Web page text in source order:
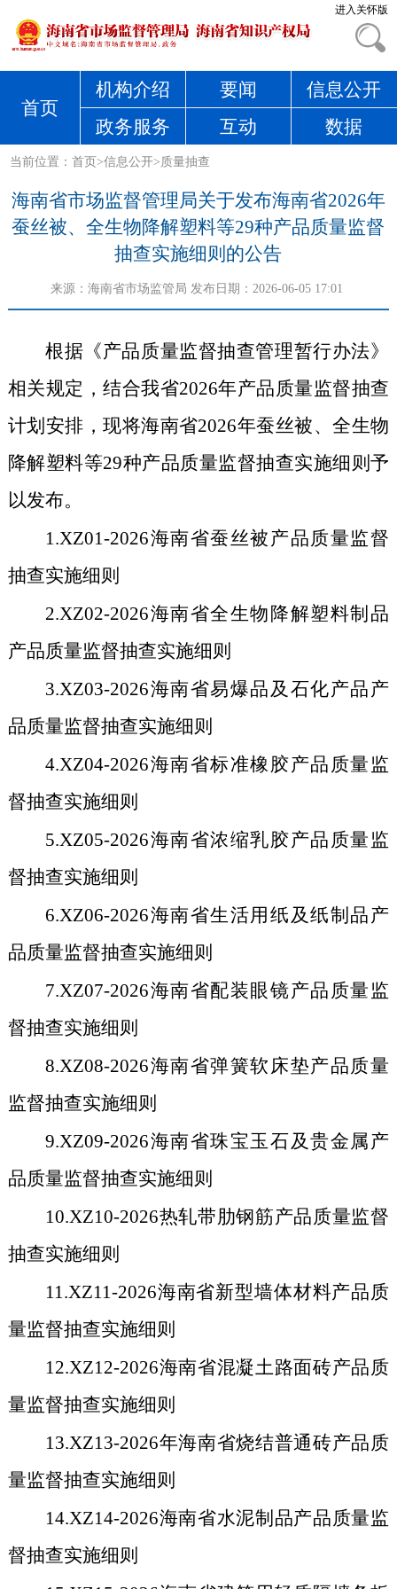
进入关怀版
首页
机构介绍 要闻
信息公开
政务服务
互动 数据
当前位置：首页>信息公开> 质量抽查
海南省市场监督管理局关于发布海南省2026年
蚕丝被、全生物降解塑料等29种产品质量监督
抽查实施细则的公告
来源： 海南省市场监管局 发布日期：2026-06-05 17:01
根据《产品质量监督抽查管理暂行办法》
相关规定，结合我省2026年产品质量监督抽查
计划安排，现将海南省2026年蚕丝被、全生物
降解塑料等29种产品质量监督抽查实施细则予
以发布。
1.XZ01-2026海南省蚕丝被产品质量监督
抽查实施细则
2.XZ02-2026海南省全生物降解塑料制品
产品质量监督抽查实施细则
3.XZ03-2026海南省易爆品及石化产品产
品质量监督抽查实施细则
4.XZ04-2026海南省标准橡胶产品质量监
督抽查实施细则
5.XZ05-2026海南省浓缩乳胶产品质量监
督抽查实施细则
6.XZ06-2026海南省生活用纸及纸制品产
品质量监督抽查实施细则
7.XZ07-2026海南省配装眼镜产品质量监
督抽查实施细则
8.XZ08-2026海南省弹簧软床垫产品质量
监督抽查实施细则
9.XZ09-2026海南省珠宝玉石及贵金属产
品质量监督抽查实施细则
10.XZ10-2026热轧带肋钢筋产品质量监督
抽查实施细则
11.XZ11-2026海南省新型墙体材料产品质
量监督抽查实施细则
12.XZ12-2026海南省混凝土路面砖产品质
量监督抽查实施细则
13.XZ13-2026年海南省烧结普通砖产品质
量监督抽查实施细则
14.XZ14-2026海南省水泥制品产品质量监
督抽查实施细则